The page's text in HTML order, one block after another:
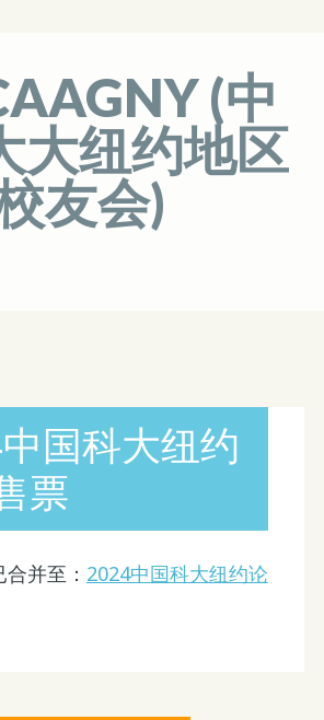
(中
大纽约地区
友会)
国科大纽约
票
并至： 2024中国科大纽约论